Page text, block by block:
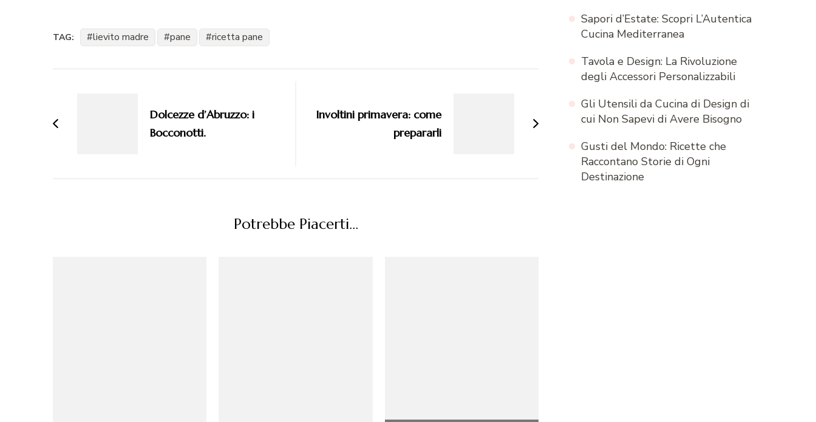
TAG: lievito madre pane ricetta pane
Dolcezze d’Abruzzo: i
Bocconotti.
Involtini primavera: come
prepararli
Potrebbe Piacerti...
Sapori d’Estate: Scopri L’Autentica
Cucina Mediterranea
Tavola e Design: La Rivoluzione
degli Accessori Personalizzabili
Gli Utensili da Cucina di Design di
cui Non Sapevi di Avere Bisogno
Gusti del Mondo: Ricette che
Raccontano Storie di Ogni
Destinazione